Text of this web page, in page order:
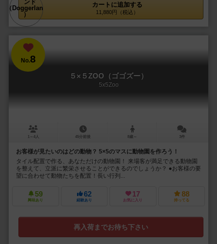
カートに追加する
11,880円（税込）
No.8
５×５ZOO（ゴゴズー）
5x5Zoo
1～4人 45分前後 8歳～ 3件
お客様が見たいのはどの動物？ 5×5のマスに動物園を作ろう！
タイル配置で作る、あなただけの動物園！ 来場客が満足できる動物園
を整えて、立派に繁栄させることができるのでしょうか？ ●お客様の要
望に合わせて動物たちを配置！長い行列...
59
興味あり
62
経験あり
17
お気に入り
88
持ってる
再入荷までお待ち下さい